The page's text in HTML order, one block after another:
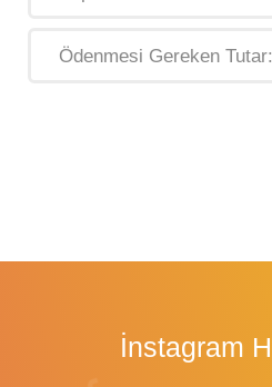
Ödenmesi Gereken Tutar:
İnstagram